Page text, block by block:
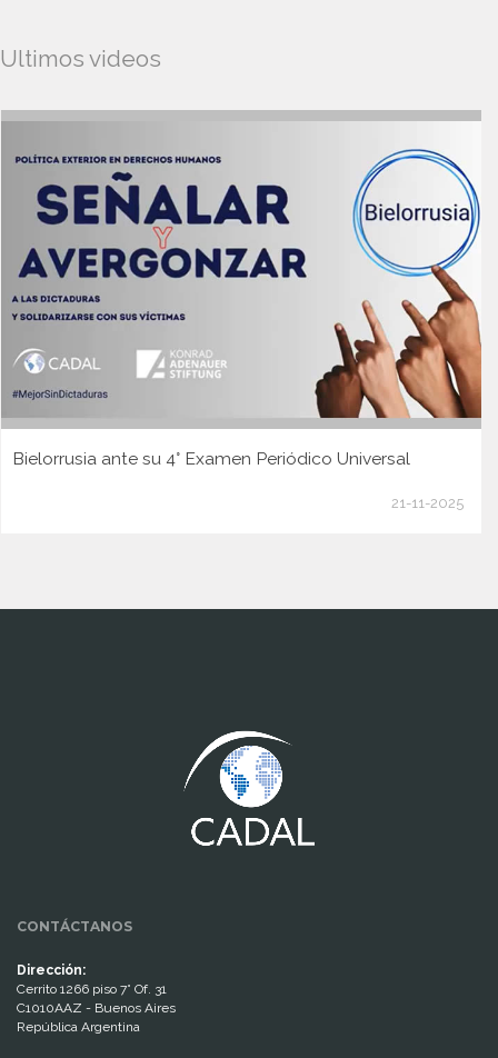
Ultimos videos
Bielorrusia ante su 4° Examen Periódico Universal
21-11-2025
CONTÁCTANOS
Dirección:
Cerrito 1266 piso 7° Of. 31
C1010AAZ - Buenos Aires
República Argentina